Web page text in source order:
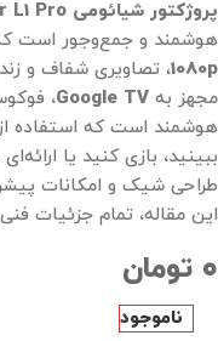
پروژکتور شیائومی Xiaomi Smart Projector L1 Pro
هوشمند و جمع‌وجور است
1080p، تصاویری شفاف و
مجهز به Google TV،
هوشمند است که استفاده
ببینید، بازی کنید یا
طراحی شیک و امکانات
این مقاله، تمام جزئیات
۰ تومان
ناموجود